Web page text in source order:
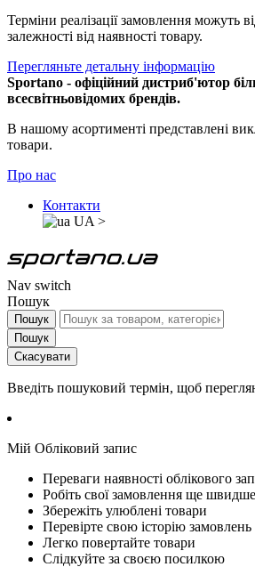
Терміни реалізації замовлення можуть
залежності від наявності товару.
Перегляньте детальну інформацію
Sportano - офіційний дистриб'ютор
всесвітньовідомих брендів.
В нашому асортименті представлені
товари.
Про нас
Контакти
UA >
Nav switch
Пошук
Пошук
Пошук
Скасувати
Введіть пошуковий термін, щоб
Мій Обліковий запис
Переваги наявності облікового
Робіть свої замовлення ще швидше
Збережіть улюблені товари
Перевірте свою історію замовлень
Легко повертайте товари
Слідкуйте за своєю посилкою